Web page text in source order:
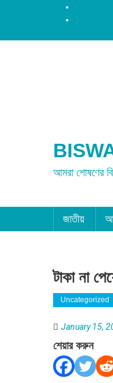
আমরা শোষণের
জাতীয়
টাকা না
Uncategorized
January 15,
শেয়ার করুন